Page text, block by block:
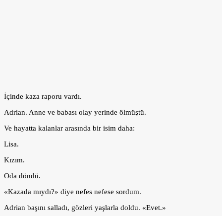
İçinde kaza raporu vardı.
Adrian. Anne ve babası olay yerinde ölmüştü.
Ve hayatta kalanlar arasında bir isim daha:
Lisa.
Kızım.
Oda döndü.
«Kazada mıydı?» diye nefes nefese sordum.
Adrian başını salladı, gözleri yaşlarla doldu. «Evet.»